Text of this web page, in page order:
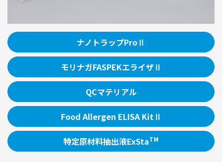
ナノトラップProⅡ
モリナガFASPEKエライザⅡ
QCマテリアル
Food Allergen ELISA KitⅡ
特定原材料抽出液ExStaTM